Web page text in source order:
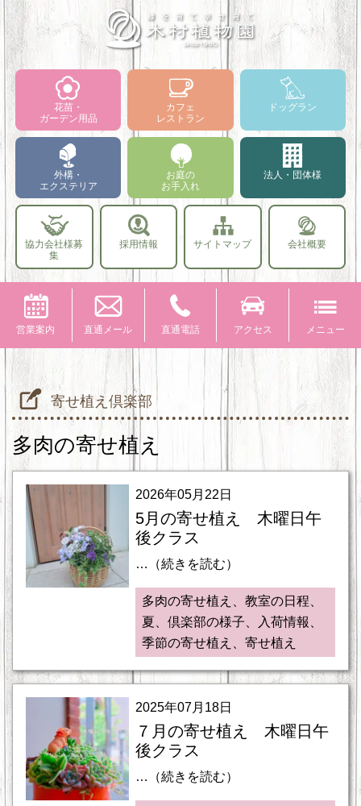
花苗・
ガーデン用品
カフェ
レストラン
ドッグラン
外構・
エクステリア
お庭の
お手入れ
法人・団体様
協力会社様募
集
採用情報 サイトマップ 会社概要
営業案内 直通メール 直通電話 アクセス メニュー
寄せ植え倶楽部
多肉の寄せ植え
2026年05月22日
5月の寄せ植え 木曜日午
後クラス
…（続きを読む）
多肉の寄せ植え、教室の日程、
夏、倶楽部の様子、入荷情報、
季節の寄せ植え、寄せ植え
2025年07月18日
７月の寄せ植え 木曜日午
後クラス
…（続きを読む）